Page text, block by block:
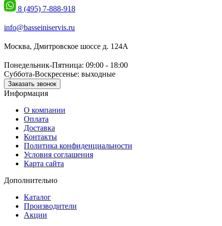
8 (495) 7-888-918
info@basseiniservis.ru
Москва, Дмитровское шоссе д. 124А
Понедельник-Пятница: 09:00 - 18:00
Суббота-Воскресенье: выходные
Заказать звонок
Информация
О компании
Оплата
Доставка
Контакты
Политика конфиденциальности
Условия соглашения
Карта сайта
Дополнительно
Каталог
Производители
Акции